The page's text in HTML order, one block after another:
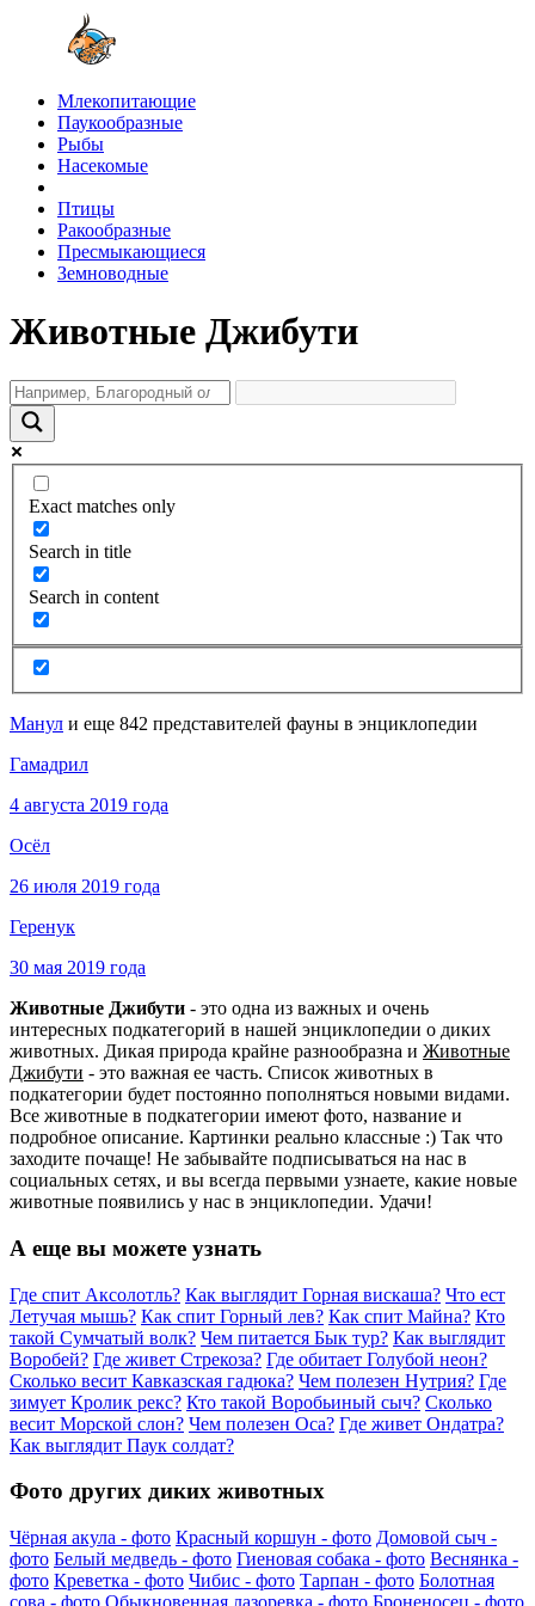
Млекопитающие
Паукообразные
Рыбы
Насекомые
Птицы
Ракообразные
Пресмыкающиеся
Земноводные
Животные Джибути
Exact matches only
Search in title
Search in content
Манул и еще 842 представителей фауны в энциклопедии
Гамадрил
4 августа 2019 года
Осёл
26 июля 2019 года
Геренук
30 мая 2019 года
Животные Джибути - это одна из важных и очень
интересных подкатегорий в нашей энциклопедии о диких
животных. Дикая природа крайне разнообразна и Животные
Джибути - это важная ее часть. Список животных в
подкатегории будет постоянно пополняться новыми видами.
Все животные в подкатегории имеют фото, название и
подробное описание. Картинки реально классные :) Так что
заходите почаще! Не забывайте подписываться на нас в
социальных сетях, и вы всегда первыми узнаете, какие новые
животные появились у нас в энциклопедии. Удачи!
А еще вы можете узнать
Где спит Аксолотль? Как выглядит Горная вискаша? Что ест
Летучая мышь? Как спит Горный лев? Как спит Майна? Кто
такой Сумчатый волк? Чем питается Бык тур? Как выглядит
Воробей? Где живет Стрекоза? Где обитает Голубой неон?
Сколько весит Кавказская гадюка? Чем полезен Нутрия? Где
зимует Кролик рекс? Кто такой Воробьиный сыч? Сколько
весит Морской слон? Чем полезен Оса? Где живет Ондатра?
Как выглядит Паук солдат?
Фото других диких животных
Чёрная акула - фото Красный коршун - фото Домовой сыч -
фото Белый медведь - фото Гиеновая собака - фото Веснянка -
фото Креветка - фото Чибис - фото Тарпан - фото Болотная
сова - фото Обыкновенная лазоревка - фото Броненосец - фото